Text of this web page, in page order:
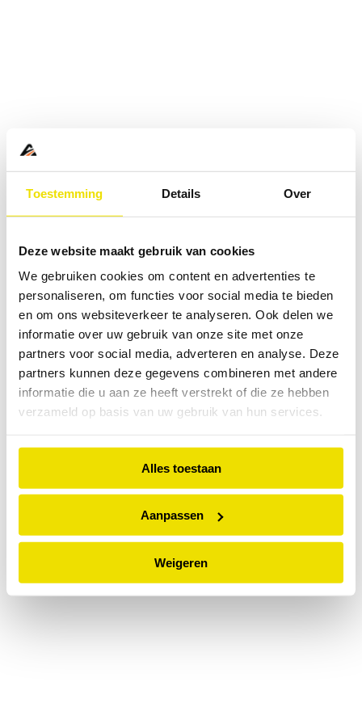
Toestemming Details Over
Deze website maakt gebruik van cookies
We gebruiken cookies om content en advertenties te
personaliseren, om functies voor social media te bieden
en om ons websiteverkeer te analyseren. Ook delen we
informatie over uw gebruik van onze site met onze
partners voor social media, adverteren en analyse. Deze
partners kunnen deze gegevens combineren met andere
informatie die u aan ze heeft verstrekt of die ze hebben
verzameld op basis van uw gebruik van hun services.
Alles toestaan
Aanpassen
Weigeren
Application error: a client-side exception has occurred while
loadingwww.abd.nl(see the browser consolefor more
information).